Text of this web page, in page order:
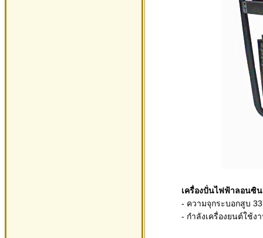
เครื่องปั่นไฟฟ้าลอนซิ
- ความจุกระบอกสูบ
- กำลังเครื่องยนต์ใช้ง